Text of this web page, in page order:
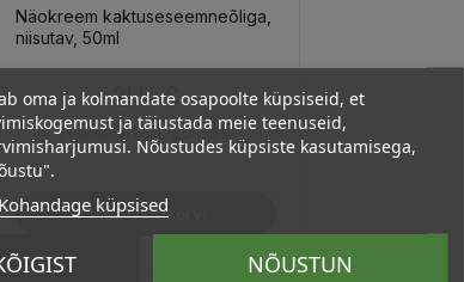
Näokreem kaktuseseemneõliga,
niisutav, 50ml
21,14 €
Püsikliendi hind :20.08 €
Lisa Ostukorvi
oma ja kolmandate osapoolte küpsiseid, et
ja täiustada meie teenuseid,
Nõustudes küpsiste kasutamisega,
Kohandage küpsised
NÕUSTUN